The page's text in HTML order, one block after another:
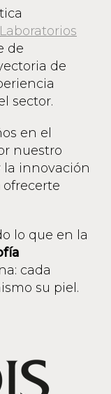
Laboratorios
de
de
sector.
en el
nuestro
la innovación
ofrecerte
lo que en la
cada
su piel.